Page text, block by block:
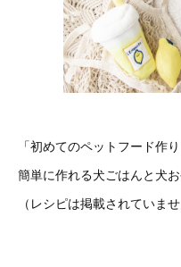
「初めてのペットフード作
簡単に作れる犬ごはんと犬
（レシピは掲載されていませ